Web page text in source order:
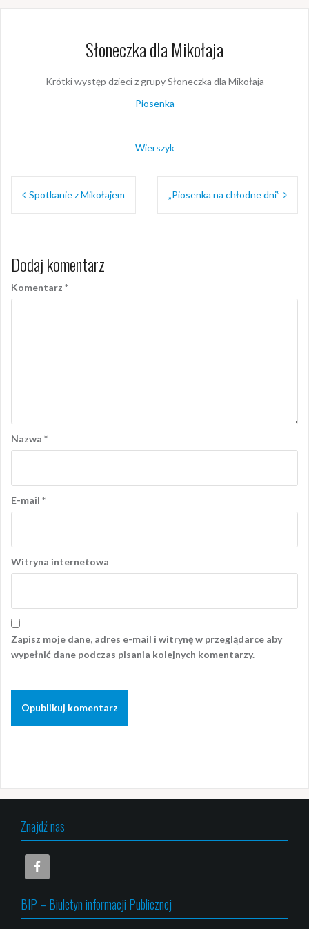
Słoneczka dla Mikołaja
Krótki występ dzieci z grupy Słoneczka dla Mikołaja
Piosenka
Wierszyk
Nawigacja
wpisu
Spotkanie z Mikołajem „Piosenka na chłodne dni”
Dodaj komentarz
Komentarz *
Nazwa *
E-mail *
Witryna internetowa
Zapisz moje dane, adres e-mail i witrynę w przeglądarce aby
wypełnić dane podczas pisania kolejnych komentarzy.
Znajdź nas
BIP – Biuletyn informacji Publicznej